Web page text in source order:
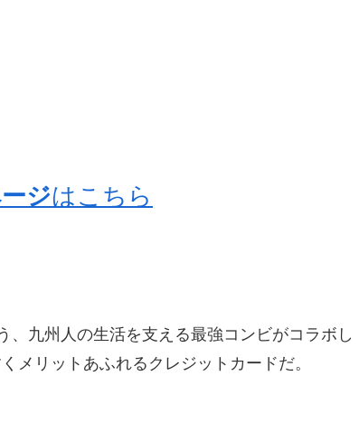
ジはこちら
、九州人の生活を支える最強コンビがコラボし
メリットあふれるクレジットカードだ。